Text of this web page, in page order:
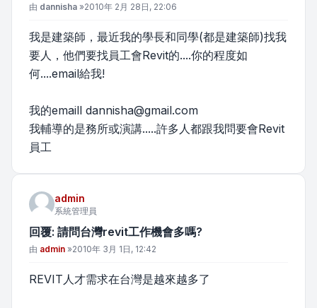
文章
由 dannisha »2010年 2月 28日, 22:06
我是建築師，最近我的學長和同學(都是建築師)找我
要人，他們要找員工會Revit的....你的程度如
何....email給我!
我的emaill dannisha@gmail.com
我輔導的是務所或演講.....許多人都跟我問要會Revit
員工
admin
系統管理員
回覆: 請問台灣revit工作機會多嗎?
文章
由 admin »2010年 3月 1日, 12:42
REVIT人才需求在台灣是越來越多了